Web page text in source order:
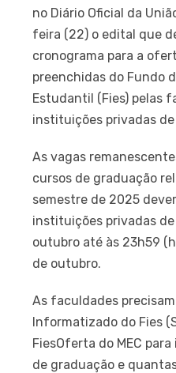
no Diário Oficial da
feira (22) o edital que
cronograma para a
preenchidas do Fundo
Estudantil (Fies) pelas
instituições privadas
As vagas
cursos de graduação
semestre de 2025
instituições privadas de
outubro até às 23h59
de outubro.
As faculdades
Informatizado do Fies
FiesOferta do MEC
de graduação e